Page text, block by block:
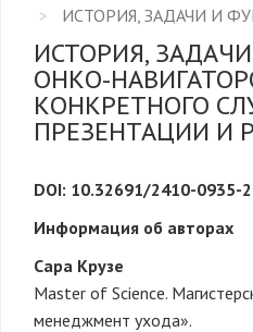
ИСТОРИЯ, ЗАДАЧИ И
ИСТОРИЯ,
ОНКО-
КОНКРЕТНОГО
ПРЕЗЕНТАЦИИ И
DOI: 10.32691/2410-0935-
Информация об авторах
Сара Крузе
Master of Science.
менеджмент ухода».